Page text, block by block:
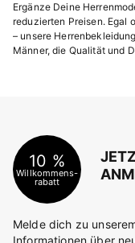
Ergänze Deine
reduzierten Preisen. Egal
– unsere
Männer, die Qualität und
10 %
Willkommens-
rabatt
Melde dich zu
Informationen über